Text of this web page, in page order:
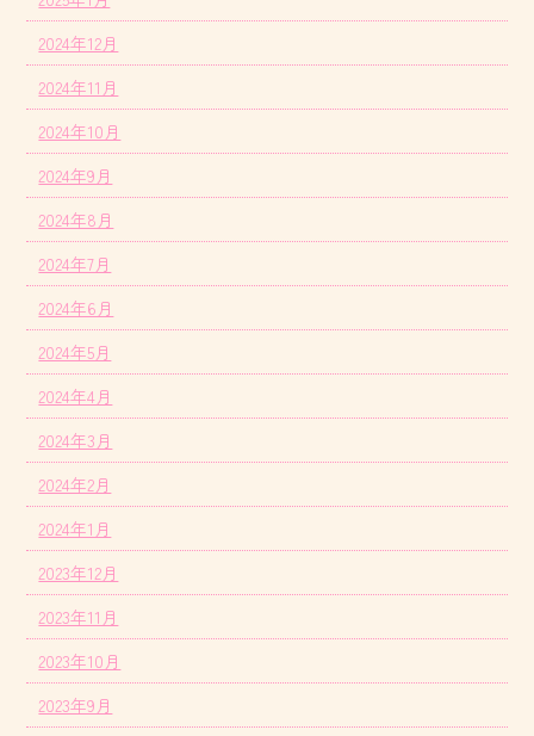
2024年12月
2024年11月
2024年10月
2024年9月
2024年8月
2024年7月
2024年6月
2024年5月
2024年4月
2024年3月
2024年2月
2024年1月
2023年12月
2023年11月
2023年10月
2023年9月